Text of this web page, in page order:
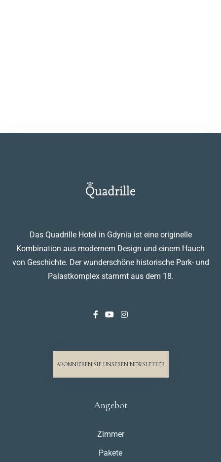
Das Quadrille Hotel in Gdynia ist eine originelle
Kombination aus modernem Design und einem Hauch
von Geschichte. Der wunderschöne historische Park- und
Palastkomplex stammt aus dem 18.
ABONNIEREN SIE UNSEREN NEWSLETTER
Angebot
Zimmer
Pakete